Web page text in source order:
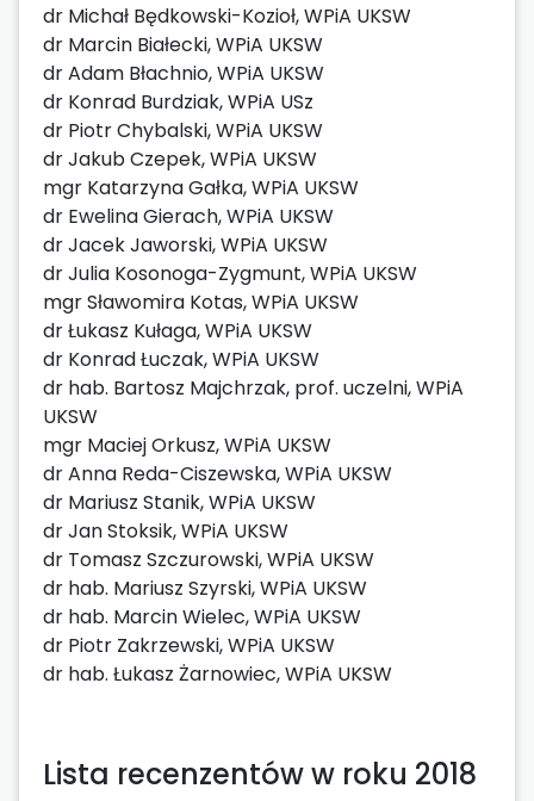
dr Michał Będkowski-Kozioł, WPiA UKSW
dr Marcin Białecki, WPiA UKSW
dr Adam Błachnio, WPiA UKSW
dr Konrad Burdziak, WPiA USz
dr Piotr Chybalski, WPiA UKSW
dr Jakub Czepek, WPiA UKSW
mgr Katarzyna Gałka, WPiA UKSW
dr Ewelina Gierach, WPiA UKSW
dr Jacek Jaworski, WPiA UKSW
dr Julia Kosonoga-Zygmunt, WPiA UKSW
mgr Sławomira Kotas, WPiA UKSW
dr Łukasz Kułaga, WPiA UKSW
dr Konrad Łuczak, WPiA UKSW
dr hab. Bartosz Majchrzak, prof. uczelni, WPiA
UKSW
mgr Maciej Orkusz, WPiA UKSW
dr Anna Reda-Ciszewska, WPiA UKSW
dr Mariusz Stanik, WPiA UKSW
dr Jan Stoksik, WPiA UKSW
dr Tomasz Szczurowski, WPiA UKSW
dr hab. Mariusz Szyrski, WPiA UKSW
dr hab. Marcin Wielec, WPiA UKSW
dr Piotr Zakrzewski, WPiA UKSW
dr hab. Łukasz Żarnowiec, WPiA UKSW
Lista recenzentów w roku 2018